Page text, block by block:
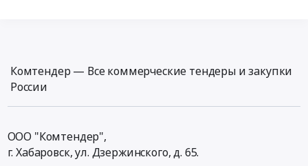
Комтендер — Все коммерческие тендеры и закупки
России
ООО "Комтендер",
г. Хабаровск,ул. Дзержинского, д. 65.